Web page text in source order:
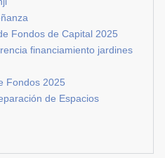
Fondos de Capital 2025
financiamiento jardines
Fondos 2025
de Espacios